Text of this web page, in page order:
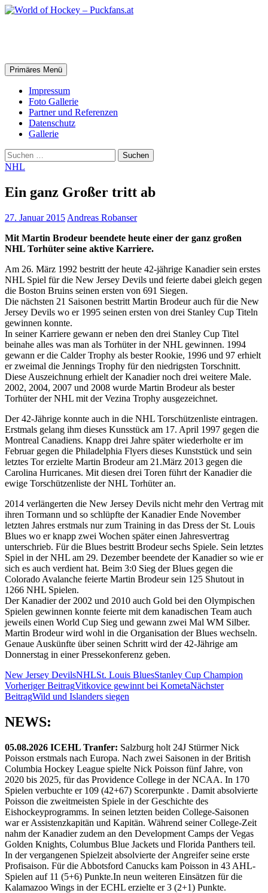
Zum
Suchen
Primäres Menü
Impressum
Foto Gallerie
Partner und Referenzen
Datenschutz
Gallerie
Suchen
nach:
NHL
Ein ganz Großer tritt ab
27. Januar 2015 Andreas Robanser
Mit Martin Brodeur beendete heute einer der ganz großen
NHL Torhüter seine aktive Karriere.
Am 26. März 1992 bestritt der heute 42-jährige Kanadier sein erstes
NHL Spiel für die New Jersey Devils und feierte dabei gleich gegen
die Boston Bruins seinen ersten von 691 Siegen.
Die nächsten 21 Saisonen bestritt Martin Brodeur auch für die New
Jersey Devils wo er 1995 seinen ersten von drei Stanley Cup Titeln
gewinnen konnte.
In seiner Karriere gewann er neben den drei Stanley Cup Titel
beinahe alles was man als Torhüter in der NHL gewinnen. 1994
gewann er die Calder Trophy als bester Rookie, 1996 und 97 erhielt
er zweimal die Jennings Trophy für den niedrigsten Torschnitt.
Diese Auszeichnung erhielt der Kanadier noch drei weitere Male.
2002, 2004, 2007 und 2008 wurde Martin Brodeur als bester
Torhüter der NHL mit der Vezina Trophy ausgezeichnet.
Der 42-Jährige konnte auch in die NHL Torschützenliste eintragen.
Erstmals gelang ihm dieses Kunsstück am 17. April 1997 gegen die
Montreal Canadiens. Knapp drei Jahre später wiederholte er im
Februar gegen die Philadelphia Flyers dieses Kunststück und sein
letztes Tor erzielte Martin Brodeur am 21.März 2013 gegen die
Carolina Hurricanes. Mit diesen drei Toren führt der Kanadier die
ewige Torschützenliste der NHL Torhüter an.
2014 verlängerten die New Jersey Devils nicht mehr den Vertrag mit
ihren Tormann und so schlüpfte der Kanadier Ende November
letzten Jahres erstmals nur zum Training in das Dress der St. Louis
Blues wo er knapp zwei Wochen später einen Jahresvertrag
unterschrieb. Für die Blues bestritt Brodeur sechs Spiele. Sein letztes
Spiel in der NHL am 29. Dezember beendete der Kanadier so wie er
sich es auch verdient hat. Beim 3:0 Sieg der Blues gegen die
Colorado Avalanche feierte Martin Brodeur sein 125 Shutout in
1266 NHL Spielen.
Der Kanadier der 2002 und 2010 auch Gold bei den Olympischen
Spielen gewinnen konnte feierte mit dem kanadischen Team auch
jeweils einen World Cup Sieg und gewann zwei Mal WM Silber.
Martin Brodeur wird wohl in die Organisation der Blues wechseln.
Genaue Auskünfte über seinen Schritt wird der 42-Jährige am
Donnerstag in einer Pressekonferenz geben.
New Jersey DevilsNHLSt. Louis BluesStanley Cup Champion
Beitragsnavigation
Vorheriger BeitragVitkovice gewinnt bei KometaNächster
BeitragWild und Islanders siegen
NEWS:
05.08.2026 ICEHL Tranfer: Salzburg holt 24J Stürmer Nick
Poisson erstmals nach Europa. Nach zwei Saisonen in der British
Columbia Hockey League spielte Nick Poisson fünf Jahre, von
2020 bis 2025, für das Providence College in der NCAA. In 170
Spielen verbuchte er 109 (42+67) Scorerpunkte . Damit absolvierte
Poisson die zweitmeisten Spiele in der Geschichte des
Eishockeyprogramms. In seinen letzten beiden College-Saisonen
war er Assistenzkapitän und Kapitän. Während seiner College-Zeit
nahm der Kanadier zudem an den Development Camps der Vegas
Golden Knights, Columbus Blue Jackets und Florida Panthers teil.
In der vergangenen Spielzeit absolvierte der Angreifer seine erste
Profisaison. Für die Abbotsford Canucks kam Poisson in 43 AHL-
Spielen auf 11 (5+6) Punkte.In neun weiteren Einsätzen für die
Kalamazoo Wings in der ECHL erzielte er 3 (2+1) Punkte.